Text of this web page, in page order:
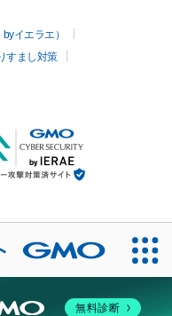
イエラエ）
すまし対策
無料診断